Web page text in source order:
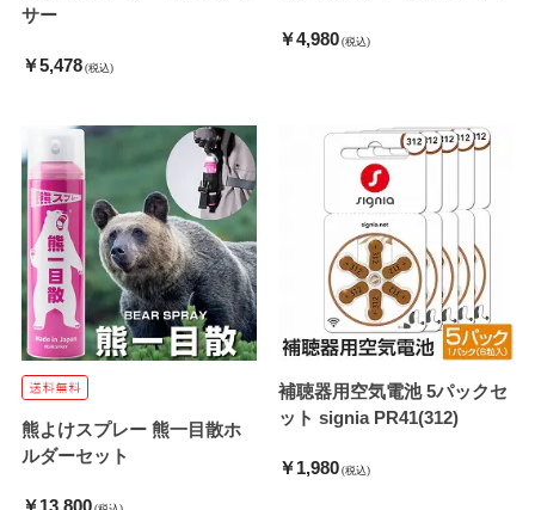
サー
￥5,478 (税込)
￥4,980 (税込)
熊よけスプレー 熊一目散ホ
ルダーセット
￥13,800
補聴器用空気電池 5パックセ
ット signia PR41(312)
￥1,980 (税込)